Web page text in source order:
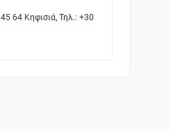
64 Κηφισιά, Τηλ.: +30